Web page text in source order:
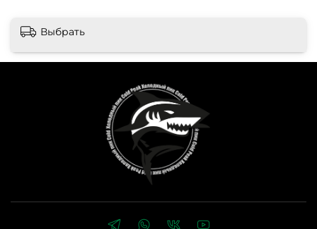
48 либо по e-mail: cold-peak@mail.ru
“Холодный Пик” cold-peak.ru
Выбрать